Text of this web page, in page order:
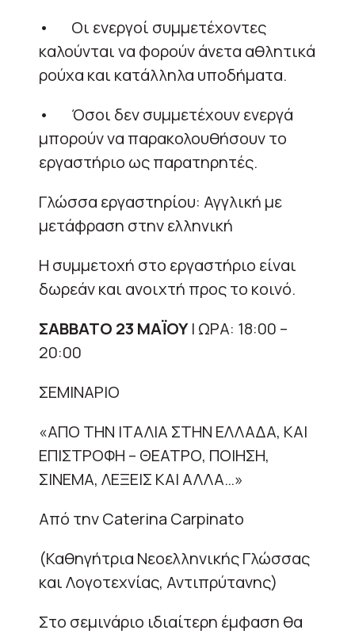
• Οι ενεργοί συμμετέχοντες
καλούνται να φορούν άνετα αθλητικά
ρούχα και κατάλληλα υποδήματα.
• Όσοι δεν συμμετέχουν ενεργά
μπορούν να παρακολουθήσουν το
εργαστήριο ως παρατηρητές.
Γλώσσα εργαστηρίου: Αγγλική με
μετάφραση στην ελληνική
Η συμμετοχή στο εργαστήριο είναι
δωρεάν και ανοιχτή προς το κοινό.
ΣΑΒΒΑΤΟ 23 ΜΑΪΟΥ| ΩΡΑ: 18:00 –
20:00
ΣΕΜΙΝΑΡΙΟ
«ΑΠΟ ΤΗΝ ΙΤΑΛΙΑ ΣΤΗΝ ΕΛΛΑΔΑ, ΚΑΙ
ΕΠΙΣΤΡΟΦΗ – ΘΕΑΤΡΟ, ΠΟΙΗΣΗ,
ΣΙΝΕΜΑ, ΛΕΞΕΙΣ ΚΑΙ ΑΛΛΑ…»
Από την Caterina Carpinato
(Καθηγήτρια Νεοελληνικής Γλώσσας
και Λογοτεχνίας, Αντιπρύτανης)
Στο σεμινάριο ιδιαίτερη έμφαση θα